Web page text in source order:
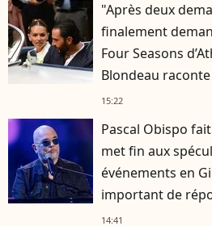
"Après deux
finalement
Four Seasons
Blondeau
15:22
Pascal Obispo
met fin aux
événements en
important de
14:41